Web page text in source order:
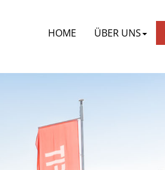
HOME ÜBER UNS